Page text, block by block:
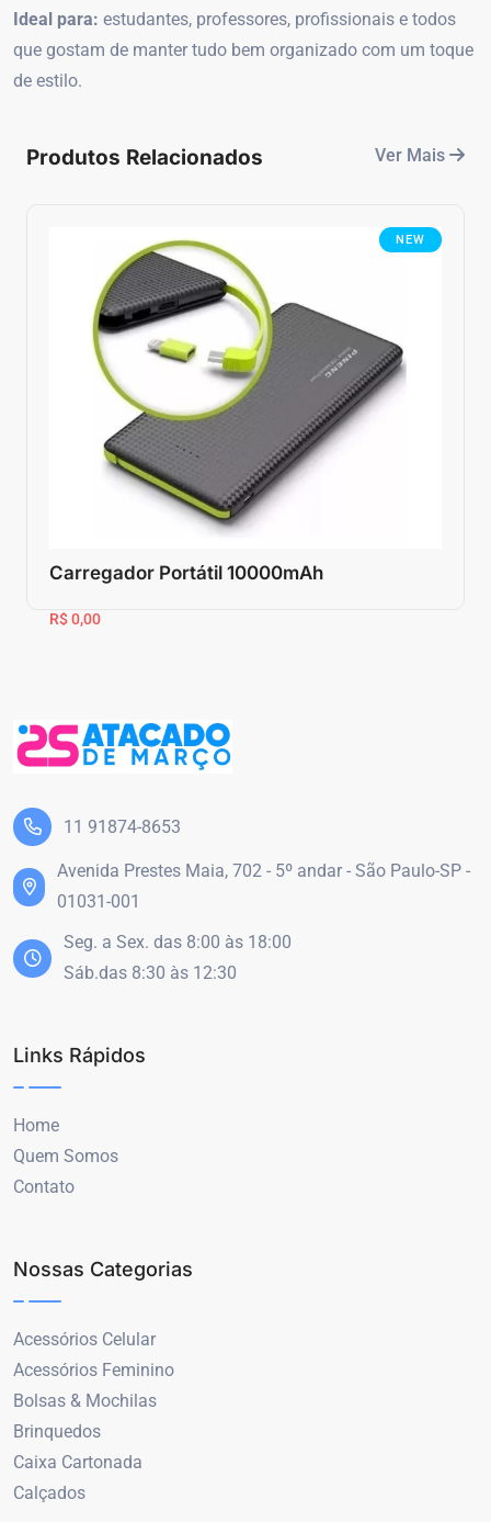
Ideal para: estudantes, professores, profissionais e todos
que gostam de manter tudo bem organizado com um toque
de estilo.
Produtos Relacionados Ver Mais
NEW
Carregador Portátil 10000mAh
R$ 0,00
11 91874-8653
Avenida Prestes Maia, 702 - 5º andar - São Paulo-SP -
01031-001
Seg. a Sex. das 8:00 às 18:00
Sáb.das 8:30 às 12:30
Links Rápidos
Home
Quem Somos
Contato
Nossas Categorias
Acessórios Celular
Acessórios Feminino
Bolsas & Mochilas
Brinquedos
Caixa Cartonada
Calçados